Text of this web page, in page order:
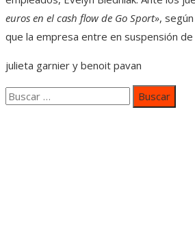
euros en el cash flow de Go Sport»,
que la empresa entre en suspensión de
julieta garnier y benoit pavan
Buscar: